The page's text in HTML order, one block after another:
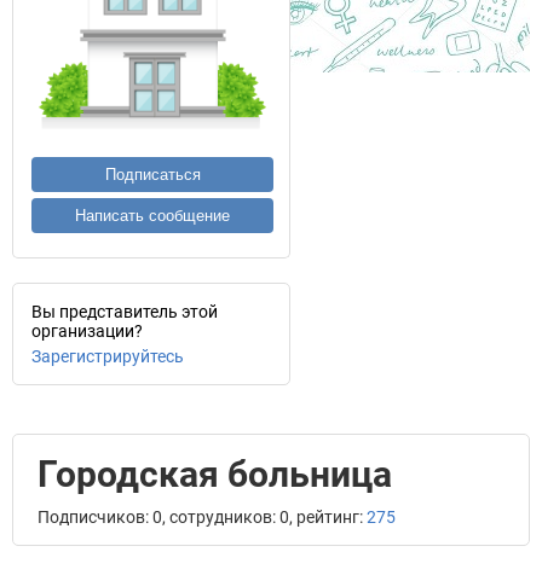
Подписаться
Написать сообщение
Вы представитель этой
организации?
Зарегистрируйтесь
Городская больница
Подписчиков: 0, сотрудников: 0, рейтинг:275